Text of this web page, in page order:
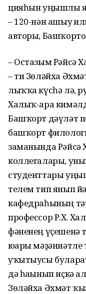
цияһын уңышлы
– 120-нән ашыу
авторы,
– Остазым Рәйсә
– ти Зөләйха
лыҡҡа күсһә лә,
Халыҡ-ара
Башҡорт дәүләт
башҡорт
заманында Рәйсә
коллегалары,
студенттары
телем тип янып
кафедраһы­ның
профессор Р.Х.
фәненең үҫешенә
юғары мәҙәниәтле
уҡытыусы
дә һағынып иҫкә
Зөләйха Әхмәт